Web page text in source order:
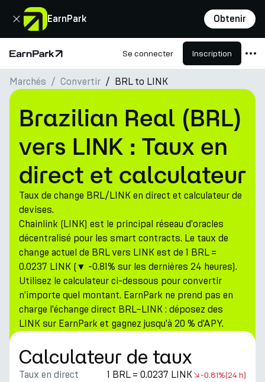
EarnPark Obtenir
Fermer
Page d'accueil Se connecter Inscription
Produits
Marchés
Calculatrices
PARK Token
Ressources
Entreprise
Marchés Convertir BRL to LINK
Brazilian Real (BRL)
vers LINK : Taux en
direct et calculateur
Taux de change BRL/LINK en direct et calculateur de
devises.
Chainlink (LINK) est le principal réseau d'oracles
décentralisé pour les smart contracts. Le taux de
change actuel de BRL vers LINK est de 1 BRL =
0.0237 LINK (▼ -0.81% sur les dernières 24 heures).
Utilisez le calculateur ci-dessous pour convertir
n'importe quel montant. EarnPark ne prend pas en
charge l'échange direct BRL–LINK : déposez des
LINK sur EarnPark et gagnez jusqu'à 20 % d'APY.
Calculateur de taux
Taux en direct 1 BRL = 0.0237 LINK -0.81%(24 h)